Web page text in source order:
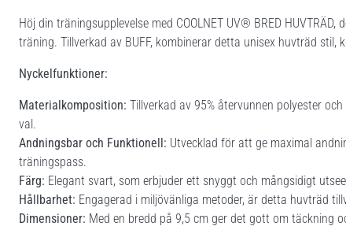
Höj din träningsupplevelse med COOLNET UV® BRED
träning. Tillverkad av BUFF, kombinerar detta unisex huvträd
Nyckelfunktioner:
Materialkomposition: Tillverkad av 95% återvunnen polyester
val.
Andningsbar och Funktionell: Utvecklad för att ge maximal
träningspass.
Färg: Elegant svart, som erbjuder ett snyggt och mångsidigt
Hållbarhet: Engagerad i miljövänliga metoder, är detta huvträd
Dimensioner: Med en bredd på 9,5 cm ger det gott om täckning